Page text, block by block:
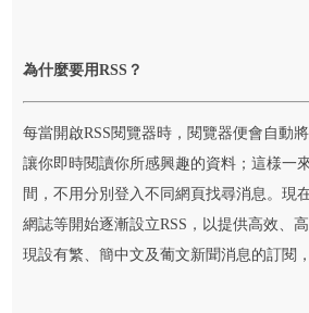
為什麼要用RSS？
每當開啟RSS閱覽器時，閱覽器便會自動
讓你即時閱讀你所感興趣的資料；這様一
間，不用分別登入不同網頁找尋消息。現
網誌等開始逐漸設立RSS，以提供高效、
現設有繁、簡中文及葡文新聞消息的訂閱